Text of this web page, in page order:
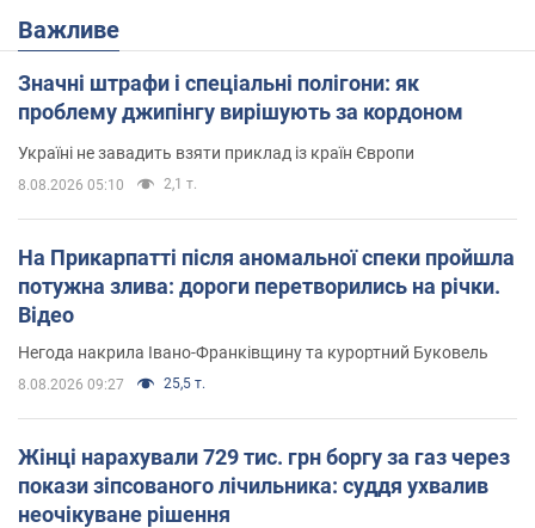
Важливе
Значні штрафи і спеціальні полігони: як
проблему джипінгу вирішують за кордоном
Україні не завадить взяти приклад із країн Європи
8.08.2026 05:10 2,1 т.
На Прикарпатті після аномальної спеки пройшла
потужна злива: дороги перетворились на річки.
Відео
Негода накрила Івано-Франківщину та курортний Буковель
8.08.2026 09:27 25,5 т.
Жінці нарахували 729 тис. грн боргу за газ через
покази зіпсованого лічильника: суддя ухвалив
неочікуване рішення